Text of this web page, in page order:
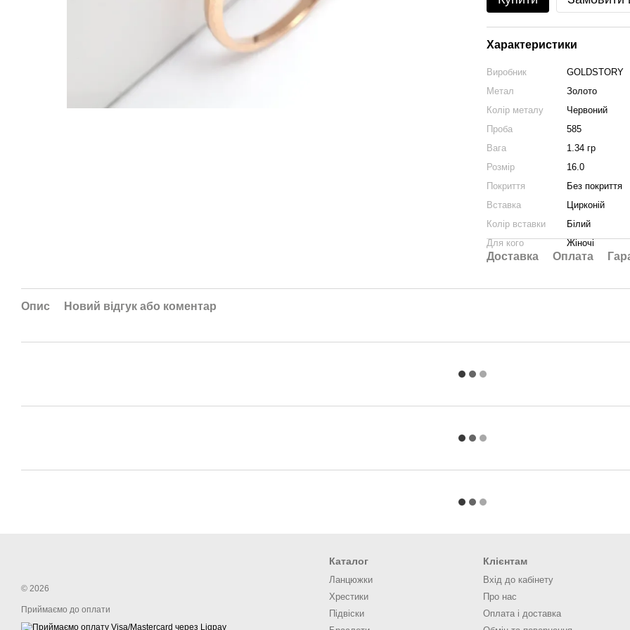
Характеристики
Виробник
GOLDSTORY
Метал
Золото
Колір металу
Червоний
Проба
585
Вага
1.34 гр
Розмір
16.0
Покриття
Без покриття
Вставка
Цирконій
Колір вставки
Білий
Для кого
Жіночі
Доставка Оплата
Опис Новий відгук або коментар
© 2026
Приймаємо до оплати
Каталог
Ланцюжки
Хрестики
Підвіски
Клієнтам
Вхід до кабінету
Про нас
Оплата і доставка